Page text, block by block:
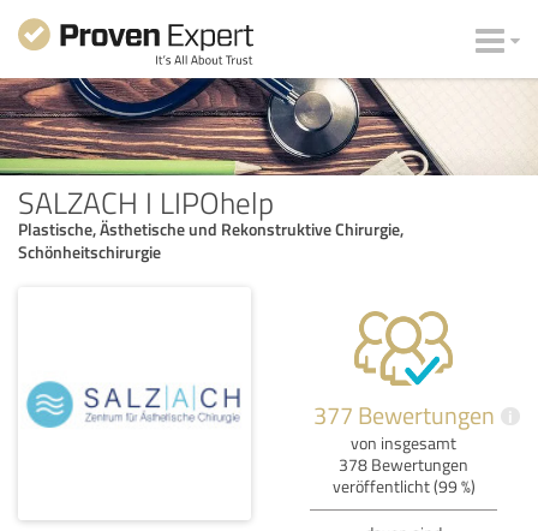
SALZACH I LIPOhelp
Plastische, Ästhetische und Rekonstruktive Chirurgie,
Schönheitschirurgie
377 Bewertungen i
von insgesamt
378 Bewertungen
veröffentlicht (99 %)